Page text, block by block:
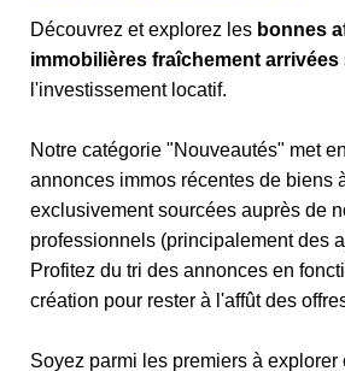
Découvrez et explorez les bonnes
immobilières fraîchement arrivées
l'investissement locatif.
Notre catégorie "Nouveautés" met
annonces immos récentes de biens
exclusivement sourcées auprès de
professionnels (principalement des
Profitez du tri des annonces en
création pour rester à l'affût des
Soyez parmi les premiers à explorer